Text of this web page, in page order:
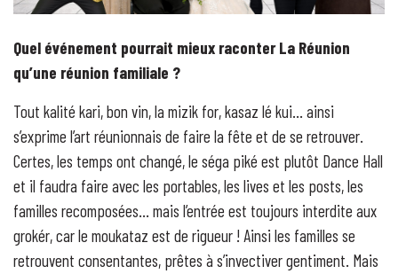
Quel événement pourrait mieux raconter La Réunion
qu’une réunion familiale ?
Tout kalité kari, bon vin, la mizik for, kasaz lé kui… ainsi
s’exprime l’art réunionnais de faire la fête et de se retrouver.
Certes, les temps ont changé, le séga piké est plutôt Dance Hall
et il faudra faire avec les portables, les lives et les posts, les
familles recomposées… mais l’entrée est toujours interdite aux
grokér, car le moukataz est de rigueur ! Ainsi les familles se
retrouvent consentantes, prêtes à s’invectiver gentiment. Mais